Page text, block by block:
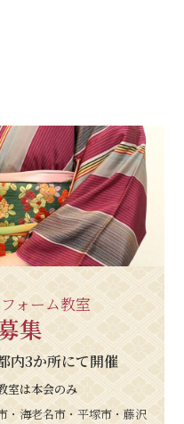
ォーム教室
集
内3か所にて開催
室は本会のみ
・海老名市・平塚市・藤沢